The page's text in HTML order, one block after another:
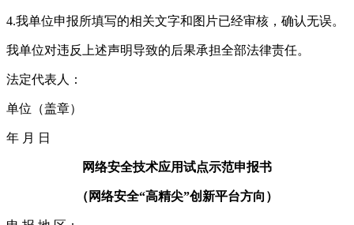
4.我单位申报所填写的相关文字和图片已经审核，确认无误。
我单位对违反上述声明导致的后果承担全部法律责任。
法定代表人：
单位（盖章）
年 月 日
网络安全技术应用试点示范申报书
（网络安全“高精尖”创新平台方向）